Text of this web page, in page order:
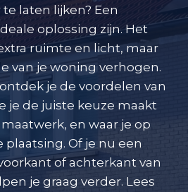
laten lijken? Een
oplossing zijn. Het
ruimte en licht, maar
van je woning verhogen.
je de voordelen van
je de juiste keuze maakt
en waar je op
Of je nu een
of achterkant van
je graag verder. Lees